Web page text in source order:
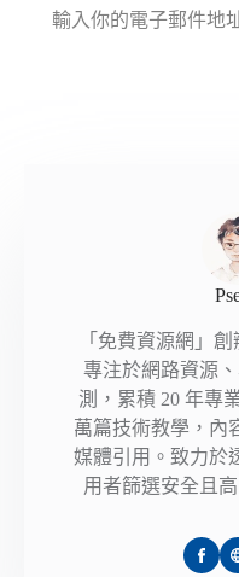
「免費資源網」
專注於網路資源
測，累積 20 年專
萬篇技術教學，內
媒體引用。致力於
用者篩選安全且